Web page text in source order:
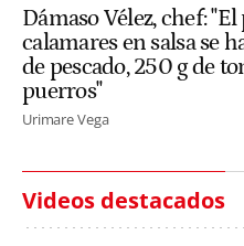
Dámaso Vélez, chef:
calamares en salsa se
de pescado, 250 g de
puerros"
Urimare Vega
Videos destacados